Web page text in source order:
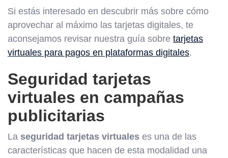
Si estás interesado en descubrir más sobre cómo
aprovechar al máximo las tarjetas digitales, te
aconsejamos revisar nuestra guía sobre tarjetas
virtuales para pagos en plataformas digitales.
Seguridad tarjetas
virtuales en campañas
publicitarias
La seguridad tarjetas virtuales es una de las
características que hacen de esta modalidad una